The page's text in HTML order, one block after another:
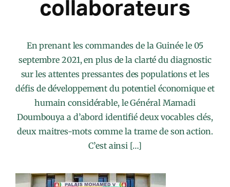
collaborateurs
En prenant les commandes de la Guinée le 05
septembre 2021, en plus de la clarté du diagnostic
sur les attentes pressantes des populations et les
défis de développement du potentiel économique et
humain considérable, le Général Mamadi
Doumbouya a d’abord identifié deux vocables clés,
deux maitres-mots comme la trame de son action.
C’est ainsi […]